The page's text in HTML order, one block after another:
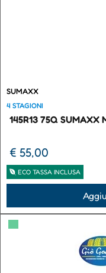
SUMAXX
4 STAGIONI
145R13 75Q SUMAXX
€ 55,00
ECO TASSA INCLUSA
▀